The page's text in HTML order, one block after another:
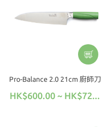
Pro-Balance 2.0 21cm 廚師刀
HK$600.00 ~ HK$72...